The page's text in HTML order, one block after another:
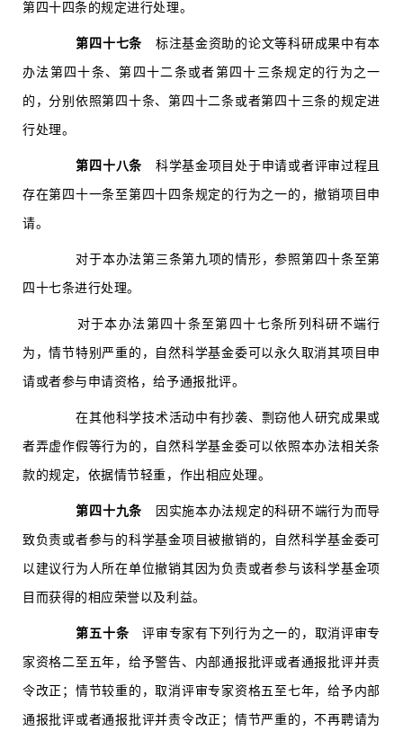
第四十四条的规定进行处理。
第四十七条 标注基金资助的论文等科研成果中有本
办法第四十条、第四十二条或者第四十三条规定的行为之一
的，分别依照第四十条、第四十二条或者第四十三条的规定进
行处理。
第四十八条 科学基金项目处于申请或者评审过程且
存在第四十一条至第四十四条规定的行为之一的，撤销项目申
请。
对于本办法第三条第九项的情形，参照第四十条至第
四十七条进行处理。
对于本办法第四十条至第四十七条所列科研不端行
为，情节特别严重的，自然科学基金委可以永久取消其项目申
请或者参与申请资格，给予通报批评。
在其他科学技术活动中有抄袭、剽窃他人研究成果或
者弄虚作假等行为的，自然科学基金委可以依照本办法相关条
款的规定，依据情节轻重，作出相应处理。
第四十九条 因实施本办法规定的科研不端行为而导
致负责或者参与的科学基金项目被撤销的，自然科学基金委可
以建议行为人所在单位撤销其因为负责或者参与该科学基金项
目而获得的相应荣誉以及利益。
第五十条 评审专家有下列行为之一的，取消评审专
家资格二至五年，给予警告、内部通报批评或者通报批评并责
令改正；情节较重的，取消评审专家资格五至七年，给予内部
通报批评或者通报批评并责令改正；情节严重的，不再聘请为